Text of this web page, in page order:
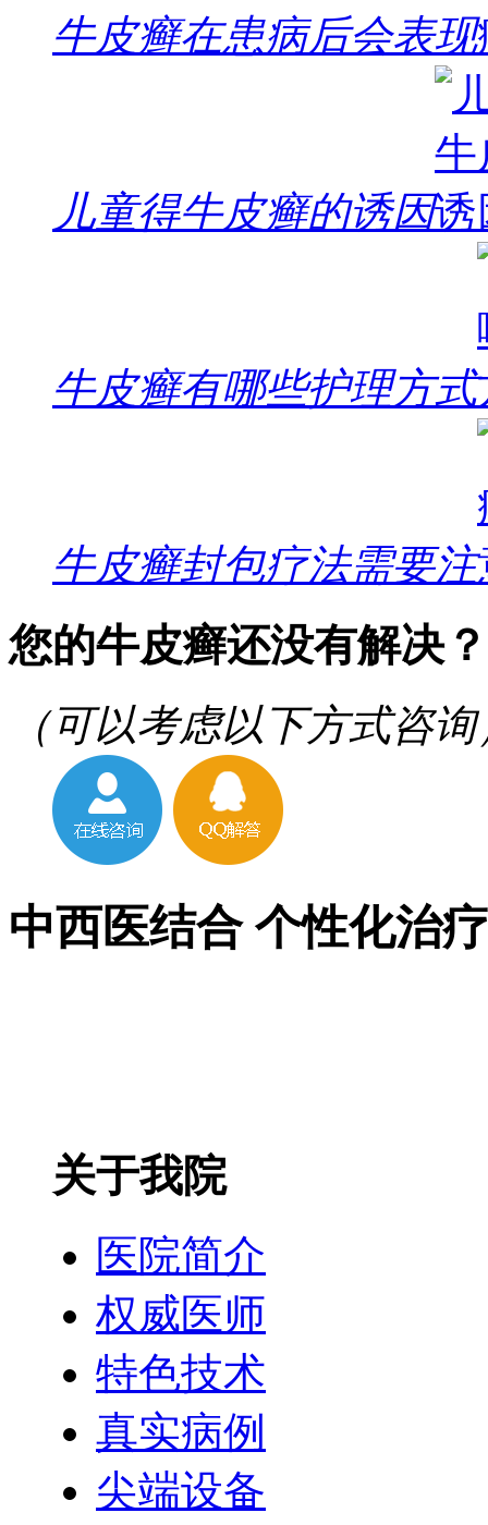
牛皮癣在患病后会表现
儿童得牛皮癣的诱因
牛皮癣有哪些护理方式
牛皮癣封包疗法需要注
您的牛皮癣还没有解决？
（可以考虑以下方式咨询
中西医结合 个性化治
关于我院
医院简介
权威医师
特色技术
真实病例
尖端设备